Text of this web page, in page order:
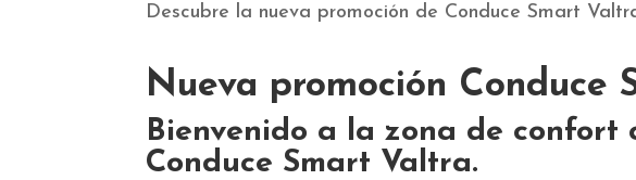
Descubre la nueva promoción de Conduce Smart
Nueva promoción Conduce
Bienvenido a la zona de confort
Conduce Smart Valtra.